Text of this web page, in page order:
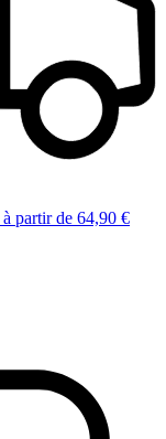
à partir de 64,90 €